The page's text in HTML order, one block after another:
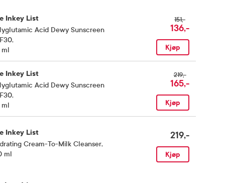
Inkey List
Acid Dewy Sunscreen
,
151,-
136,-
Kjøp
Inkey List
Acid Dewy Sunscreen
,
219,-
165,-
Kjøp
Inkey List
Cream-To-Milk Cleanser,
ml
219,-
Kjøp